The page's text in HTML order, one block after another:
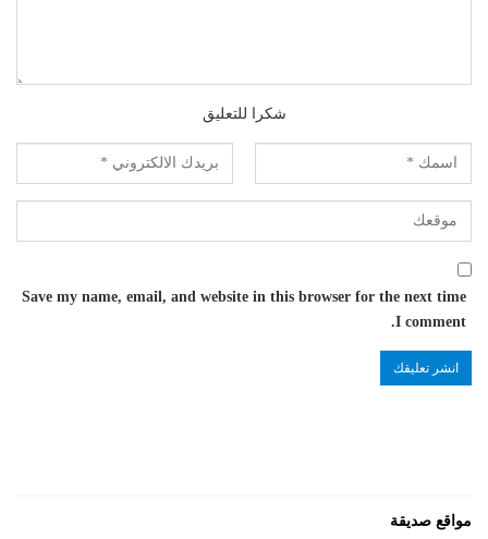
شكرا للتعليق
Save my name, email, and website in this browser for the next time
I comment.
مواقع صديقة